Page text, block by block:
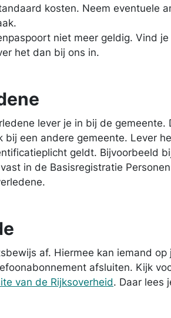
kosten. Neem eventuele
niet meer geldig. Vind
het dan bij ons in.
lever je in bij de gemeente.
een andere gemeente. Lever
geldt. Bijvoorbeeld
in de Basisregistratie
af. Hiermee kan iemand op
afsluiten. Kijk
van de Rijksoverheid. Daar lees